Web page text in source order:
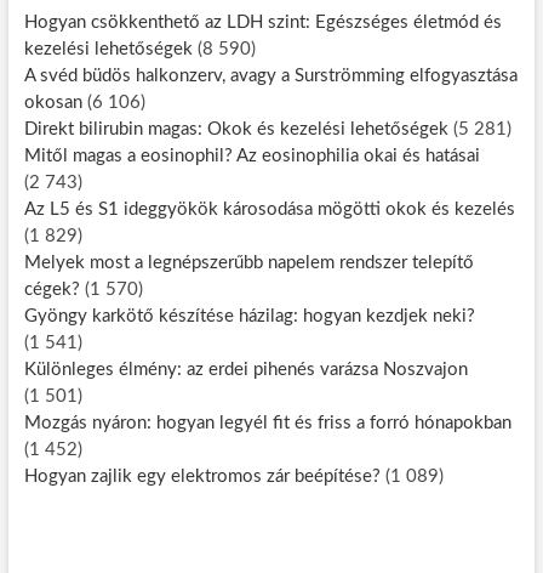
Hogyan csökkenthető az LDH szint: Egészséges életmód és
kezelési lehetőségek (8 590)
A svéd büdös halkonzerv, avagy a Surströmming elfogyasztása
okosan (6 106)
Direkt bilirubin magas: Okok és kezelési lehetőségek (5 281)
Mitől magas a eosinophil? Az eosinophilia okai és hatásai
(2 743)
Az L5 és S1 ideggyökök károsodása mögötti okok és kezelés
(1 829)
Melyek most a legnépszerűbb napelem rendszer telepítő
cégek? (1 570)
Gyöngy karkötő készítése házilag: hogyan kezdjek neki?
(1 541)
Különleges élmény: az erdei pihenés varázsa Noszvajon
(1 501)
Mozgás nyáron: hogyan legyél fit és friss a forró hónapokban
(1 452)
Hogyan zajlik egy elektromos zár beépítése? (1 089)